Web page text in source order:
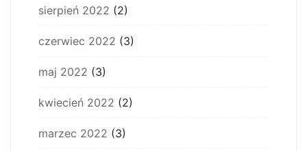
sierpień 2022 (2)
czerwiec 2022 (3)
maj 2022 (3)
kwiecień 2022 (2)
marzec 2022 (3)